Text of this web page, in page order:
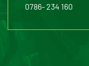
0786- 234 160